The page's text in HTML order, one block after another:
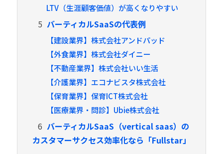
LTV（生涯顧客価値）が高くなりやすい
5 バーティカルSaaSの代表例
【建設業界】株式会社アンドパッド
【外食業界】株式会社ダイニー
【不動産業界】株式会社いい生活
【介護業界】エコナビスタ株式会社
【保育業界】保育ICT株式会社
【医療業界・問診】Ubie株式会社
6 バーティカルSaaS（vertical saas）の
カスタマーサクセス効率化なら「Fullstar」